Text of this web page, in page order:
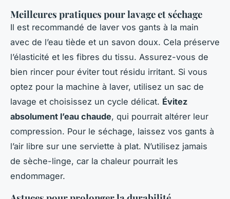
Meilleures pratiques pour lavage et séchage
Il est recommandé de laver vos gants à la main
avec de l’eau tiède et un savon doux. Cela préserve
l’élasticité et les fibres du tissu. Assurez-vous de
bien rincer pour éviter tout résidu irritant. Si vous
optez pour la machine à laver, utilisez un sac de
lavage et choisissez un cycle délicat. Évitez
absolument l’eau chaude, qui pourrait altérer leur
compression. Pour le séchage, laissez vos gants à
l’air libre sur une serviette à plat. N’utilisez jamais
de sèche-linge, car la chaleur pourrait les
endommager.